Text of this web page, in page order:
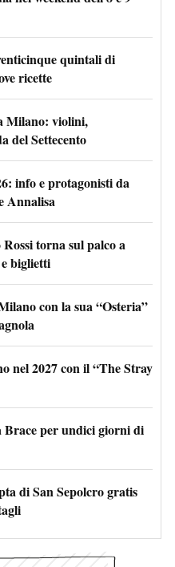
quintali di
ricette
Milano: violini,
del Settecento
info e protagonisti da
Annalisa
torna sul palco a
biglietti
con la sua “Osteria”
nel 2027 con il “The Stray
Brace per undici giorni di
di San Sepolcro gratis